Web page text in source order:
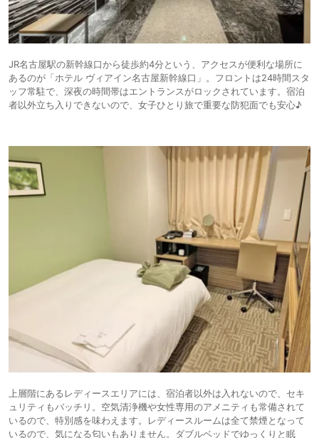
JR名古屋駅の新幹線口から徒歩約4分という、アクセスが便利な場所に
あるのが「ホテル ヴィアイン名古屋新幹線口」。フロントは24時間スタ
ッフ常駐で、深夜の時間帯はエントランスがロックされています。宿泊
者以外立ち入りできないので、女子ひとり旅で重要な防犯面でも安心♪
上層階にあるレディースエリアには、宿泊者以外は入れないので、セキ
ュリティもバッチリ。空気清浄機や女性専用のアメニティも常備されて
いるので、特別感を味わえます。レディースルームは全て禁煙となって
いるので、気になる匂いもありません。ダブルベッドでゆっくりと眠